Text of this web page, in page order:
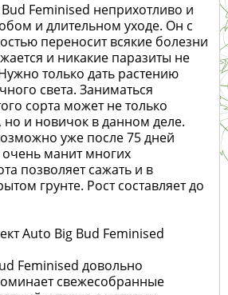
Feminised неприхотливо и
и длительном уходе. Он с
переносит всякие болезни
и никакие паразиты не
только дать растению
света. Заниматься
сорта может не только
и новичок в данном деле.
уже после 75 дней
очень манит многих
позволяет сажать и в
грунте. Рост составляет до
Auto Big Bud Feminised
Feminised довольно
свежесобранные